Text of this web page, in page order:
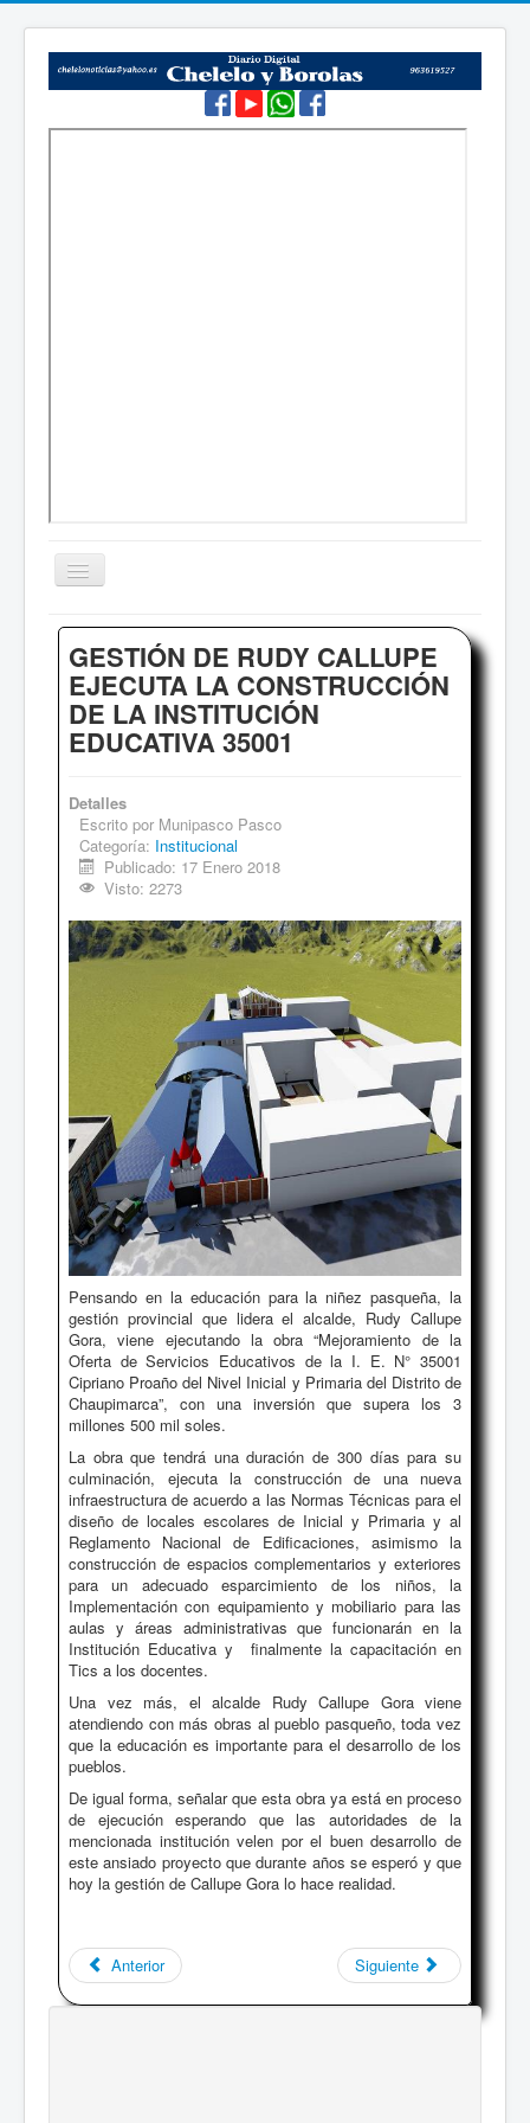
Cambiar
navegación
Inicio
Sociales
Institucional
Deportes
Archivo de Noticias
GESTIÓN DE RUDY CALLUPE
EJECUTA LA CONSTRUCCIÓN
DE LA INSTITUCIÓN
EDUCATIVA 35001
Detalles
Escrito por Munipasco Pasco
Categoría: Institucional
Publicado: 17 Enero 2018
Visto: 2273
Pensando en la educación para la niñez pasqueña, la
gestión provincial que lidera el alcalde, Rudy Callupe
Gora, viene ejecutando la obra “Mejoramiento de la
Oferta de Servicios Educativos de la I. E. N° 35001
Cipriano Proaño del Nivel Inicial y Primaria del Distrito de
Chaupimarca”, con una inversión que supera los 3
millones 500 mil soles.
La obra que tendrá una duración de 300 días para su
culminación, ejecuta la construcción de una nueva
infraestructura de acuerdo a las Normas Técnicas para el
diseño de locales escolares de Inicial y Primaria y al
Reglamento Nacional de Edificaciones, asimismo la
construcción de espacios complementarios y exteriores
para un adecuado esparcimiento de los niños, la
Implementación con equipamiento y mobiliario para las
aulas y áreas administrativas que funcionarán en la
Institución Educativa y finalmente la capacitación en
Tics a los docentes.
Una vez más, el alcalde Rudy Callupe Gora viene
atendiendo con más obras al pueblo pasqueño, toda vez
que la educación es importante para el desarrollo de los
pueblos.
De igual forma, señalar que esta obra ya está en proceso
de ejecución esperando que las autoridades de la
mencionada institución velen por el buen desarrollo de
este ansiado proyecto que durante años se esperó y que
hoy la gestión de Callupe Gora lo hace realidad.
Anterior Siguiente